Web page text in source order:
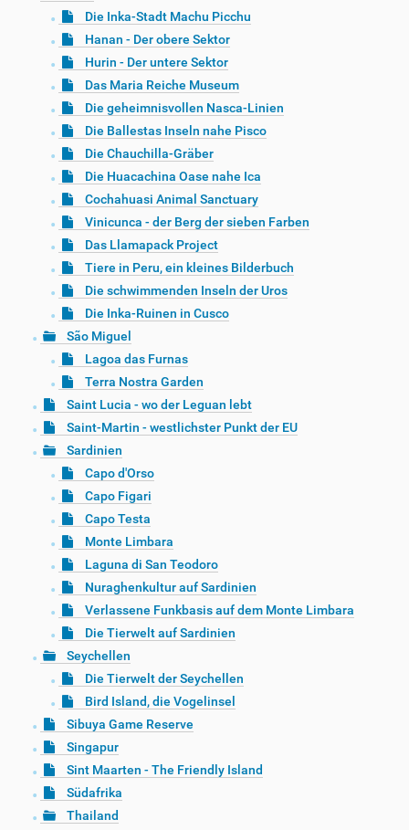
Die Inka-Stadt Machu Picchu
Hanan - Der obere Sektor
Hurin - Der untere Sektor
Das Maria Reiche Museum
Die geheimnisvollen Nasca-Linien
Die Ballestas Inseln nahe Pisco
Die Chauchilla-Gräber
Die Huacachina Oase nahe Ica
Cochahuasi Animal Sanctuary
Vinicunca - der Berg der sieben Farben
Das Llamapack Project
Tiere in Peru, ein kleines Bilderbuch
Die schwimmenden Inseln der Uros
Die Inka-Ruinen in Cusco
São Miguel
Lagoa das Furnas
Terra Nostra Garden
Saint Lucia - wo der Leguan lebt
Saint-Martin - westlichster Punkt der EU
Sardinien
Capo d'Orso
Capo Figari
Capo Testa
Monte Limbara
Laguna di San Teodoro
Nuraghenkultur auf Sardinien
Verlassene Funkbasis auf dem Monte Limbara
Die Tierwelt auf Sardinien
Seychellen
Die Tierwelt der Seychellen
Bird Island, die Vogelinsel
Sibuya Game Reserve
Singapur
Sint Maarten - The Friendly Island
Südafrika
Thailand